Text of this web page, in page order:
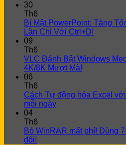
30
Th6
Bí Mật PowerPoint: Tăng
Lần Chỉ Với Ctrl+D!
09
Th6
VLC Đánh Bật Windows
4K/8K Mượt Mà!
06
Th6
Cách Tự động hóa Excel
mỗi ngày
04
Th6
Bỏ WinRAR mất phí! Dùng
đôi!